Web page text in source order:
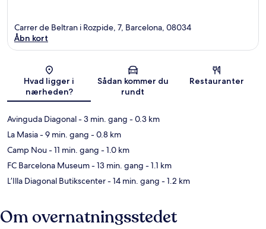
Kort
Carrer de Beltran i Rozpide, 7, Barcelona, 08034
Åbn kort
Hvad ligger i
nærheden?
Sådan kommer du
rundt
Restauranter
Avinguda Diagonal- 3 min. gang - 0.3 km
La Masia- 9 min. gang - 0.8 km
Camp Nou- 11 min. gang - 1.0 km
FC Barcelona Museum- 13 min. gang - 1.1 km
L’Illa Diagonal Butikscenter- 14 min. gang - 1.2 km
Om overnatningsstedet